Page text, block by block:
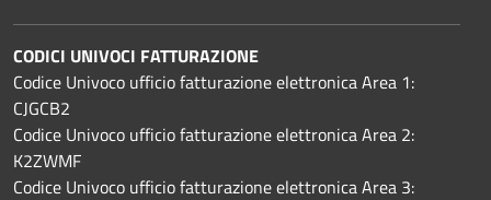
CODICI UNIVOCI FATTURAZIONE
Codice Univoco ufficio fatturazione elettronica Area 1:
CJGCB2
Codice Univoco ufficio fatturazione elettronica Area 2:
K2ZWMF
Codice Univoco ufficio fatturazione elettronica Area 3: